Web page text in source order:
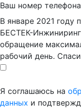
Ваш номер телефона
В январе 2021 году
БЕСТЕК-
обращение
рабочий день.
Я соглашаюсь на
данных и